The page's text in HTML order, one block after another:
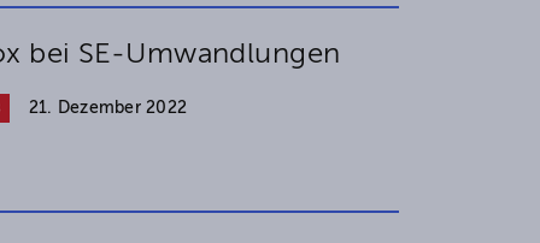
bei SE-Umwandlungen
21. Dezember 2022